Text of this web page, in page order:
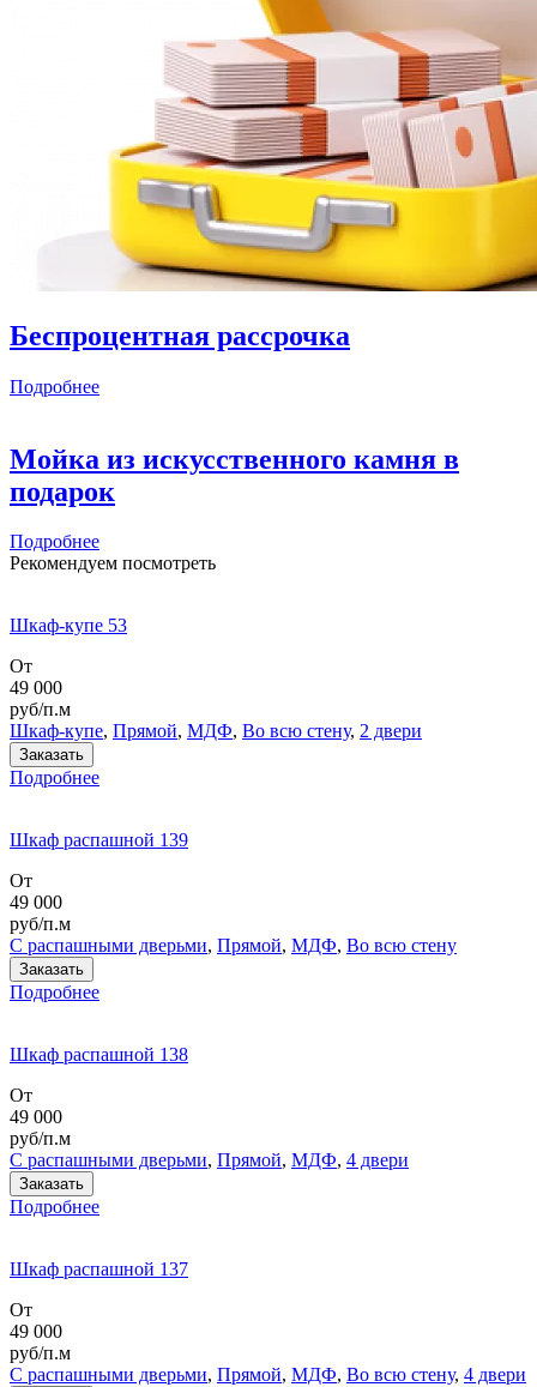
Беспроцентная рассрочка
Подробнее
Мойка из искусственного камня в
подарок
Подробнее
Рекомендуем посмотреть
Шкаф-купе 53
От
49 000
руб/п.м
Шкаф-купе, Прямой, МДФ, Во всю стену, 2 двери
Заказать
Подробнее
Шкаф распашной 139
От
49 000
руб/п.м
С распашными дверьми, Прямой, МДФ, Во всю стену
Заказать
Подробнее
Шкаф распашной 138
От
49 000
руб/п.м
С распашными дверьми, Прямой, МДФ, 4 двери
Заказать
Подробнее
Шкаф распашной 137
От
49 000
руб/п.м
С распашными дверьми, Прямой, МДФ, Во всю стену, 4 двери